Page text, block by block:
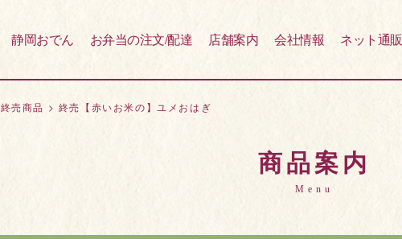
静岡おでん お弁当の注文/配達 店舗案内 会社情報 ネット通販
終売商品 > 終売【赤いお米の】ユメおはぎ
商品案内
Menu